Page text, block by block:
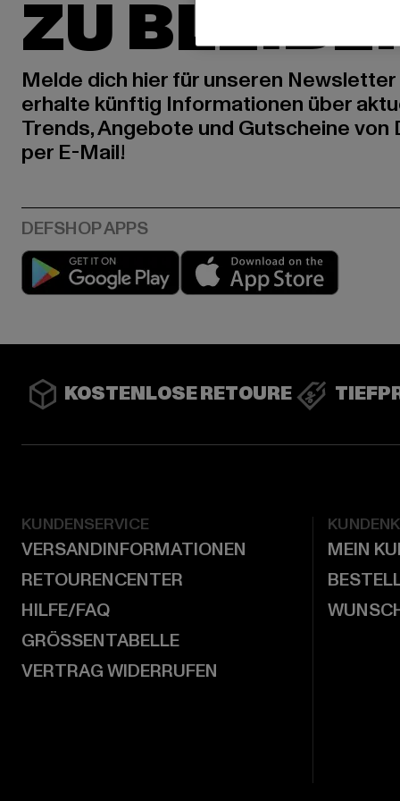
ZU
Melde dich hier für unseren Newsletter
erhalte künftig Informationen über
Trends, Angebote und Gutscheine von
per E-Mail!
Play market
KOSTENLOSE RETOURE
KUNDENSERVICE
VERSANDINFORMATIONEN
RETOURENCENTER
HILFE/FAQ
GRÖSSENTABELLE
VERTRAG WIDERRUFEN
MEIN